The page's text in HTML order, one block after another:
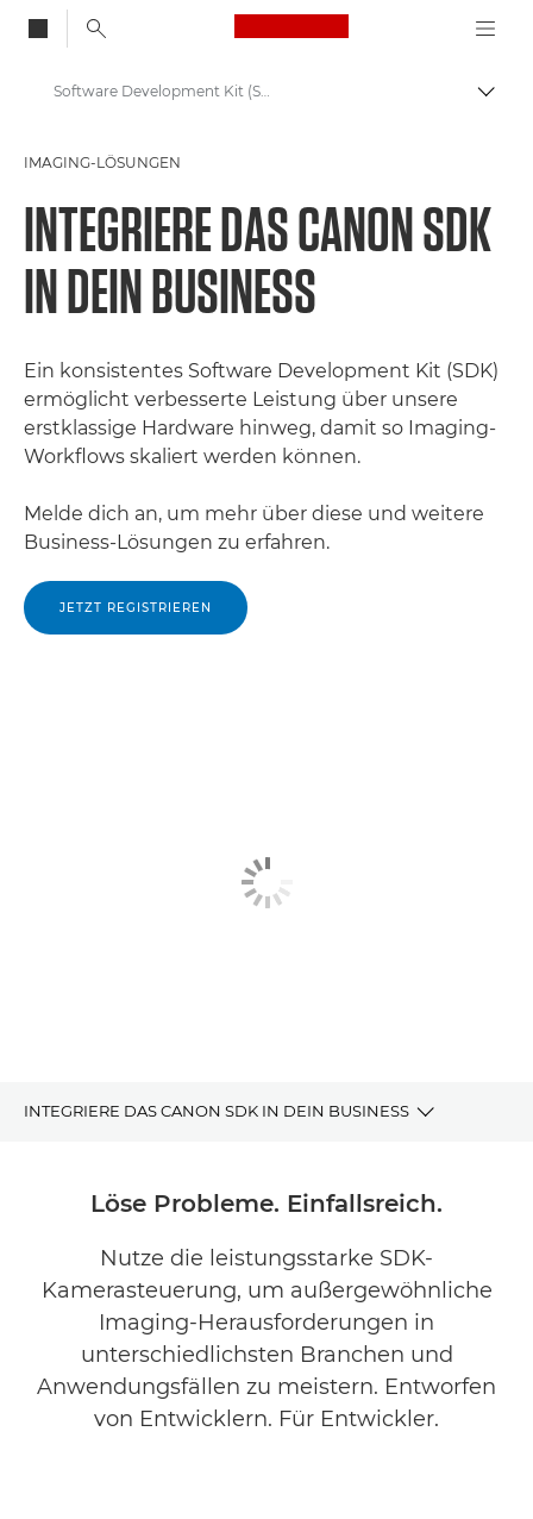
Canon Logo, back
Auf
Foto & Video Imaging-Lösungen
Software Development Kit (SDK)
IMAGING-LÖSUNGEN
INTEGRIERE DAS CANON SDK
IN DEIN BUSINESS
Ein konsistentes Software Development Kit (SDK)
ermöglicht verbesserte Leistung über unsere
erstklassige Hardware hinweg, damit so Imaging-
Workflows skaliert werden können.
Melde dich an, um mehr über diese und weitere
Business-Lösungen zu erfahren.
JETZT REGISTRIEREN
INTEGRIERE DAS CANON SDK IN DEIN BUSINESS
Warum Canon?
Häufig gestellte Fragen (FAQ)
Artikel und Fallstudien
Löse Probleme. Einfallsreich.
Nutze die leistungsstarke SDK-
Kamerasteuerung, um außergewöhnliche
Imaging-Herausforderungen in
unterschiedlichsten Branchen und
Anwendungsfällen zu meistern. Entworfen
von Entwicklern. Für Entwickler.